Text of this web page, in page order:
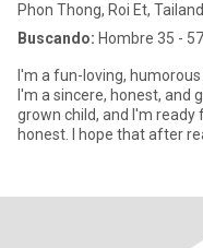
Phon Thong, Roi Et,
Buscando: Hombre 35 - 57
I'm a fun-loving,
I'm a sincere, honest, and
grown child, and I'm ready
honest. I hope that after